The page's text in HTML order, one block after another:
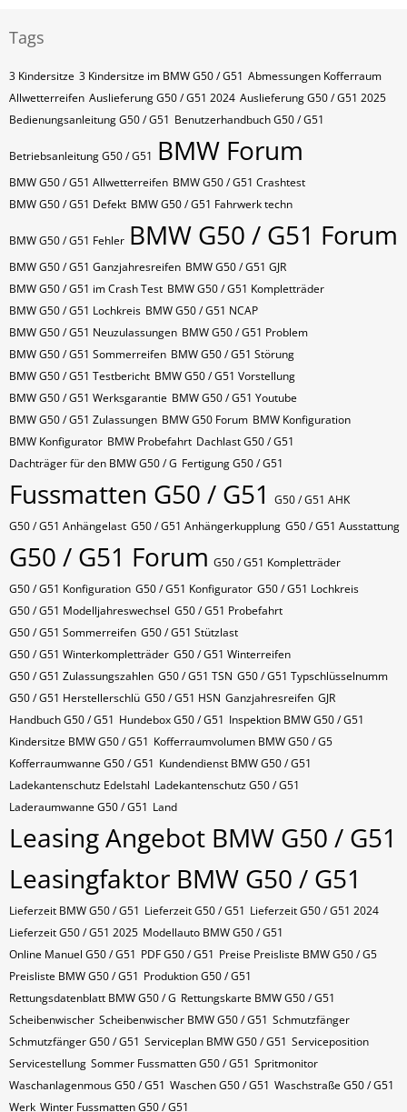
Tags
3 Kindersitze 3 Kindersitze im BMW G50 / G51 Abmessungen Kofferraum
Allwetterreifen Auslieferung G50 / G51 2024 Auslieferung G50 / G51 2025
Bedienungsanleitung G50 / G51 Benutzerhandbuch G50 / G51
Betriebsanleitung G50 / G51 BMW Forum
BMW G50 / G51 Allwetterreifen BMW G50 / G51 Crashtest
BMW G50 / G51 Defekt BMW G50 / G51 Fahrwerk techn
BMW G50 / G51 Fehler BMW G50 / G51 Forum
BMW G50 / G51 Ganzjahresreifen BMW G50 / G51 GJR
BMW G50 / G51 im Crash Test BMW G50 / G51 Kompletträder
BMW G50 / G51 Lochkreis BMW G50 / G51 NCAP
BMW G50 / G51 Neuzulassungen BMW G50 / G51 Problem
BMW G50 / G51 Sommerreifen BMW G50 / G51 Störung
BMW G50 / G51 Testbericht BMW G50 / G51 Vorstellung
BMW G50 / G51 Werksgarantie BMW G50 / G51 Youtube
BMW G50 / G51 Zulassungen BMW G50 Forum BMW Konfiguration
BMW Konfigurator BMW Probefahrt Dachlast G50 / G51
Dachträger für den BMW G50 / G Fertigung G50 / G51
Fussmatten G50 / G51
G50 / G51 AHK
G50 / G51 Anhängelast G50 / G51 Anhängerkupplung G50 / G51 Ausstattung
G50 / G51 Forum G50 / G51 Kompletträder
G50 / G51 Konfiguration G50 / G51 Konfigurator G50 / G51 Lochkreis
G50 / G51 Modelljahreswechsel G50 / G51 Probefahrt
G50 / G51 Sommerreifen G50 / G51 Stützlast
G50 / G51 Winterkompletträder G50 / G51 Winterreifen
G50 / G51 Zulassungszahlen G50 / G51​​​​ TSN G50 / G51​​​​ Typschlüsselnumm
G50 / G51​​​​​ Herstellerschlü G50 / G51​​​​​ HSN Ganzjahresreifen GJR
Handbuch G50 / G51 Hundebox G50 / G51 Inspektion BMW G50 / G51
Kindersitze BMW G50 / G51 Kofferraumvolumen BMW G50 / G5
Kofferraumwanne G50 / G51 Kundendienst BMW G50 / G51
Ladekantenschutz Edelstahl Ladekantenschutz G50 / G51
Laderaumwanne G50 / G51 Land
Leasing Angebot BMW G50 / G51
Leasingfaktor BMW G50 / G51
Lieferzeit BMW G50 / G51 Lieferzeit G50 / G51 Lieferzeit G50 / G51 2024
Lieferzeit G50 / G51 2025 Modellauto BMW G50 / G51
Online Manuel G50 / G51 PDF G50 / G51 Preise Preisliste BMW G50 / G5
Preisliste BMW G50 / G51 Produktion G50 / G51
Rettungsdatenblatt BMW G50 / G Rettungskarte BMW G50 / G51
Scheibenwischer Scheibenwischer BMW​ G50 / G51 Schmutzfänger
Schmutzfänger G50 / G51 Serviceplan BMW G50 / G51 Serviceposition
Servicestellung Sommer Fussmatten G50 / G51 Spritmonitor
Waschanlagenmous G50 / G51 Waschen G50 / G51 Waschstraße G50 / G51
Werk Winter Fussmatten G50 / G51